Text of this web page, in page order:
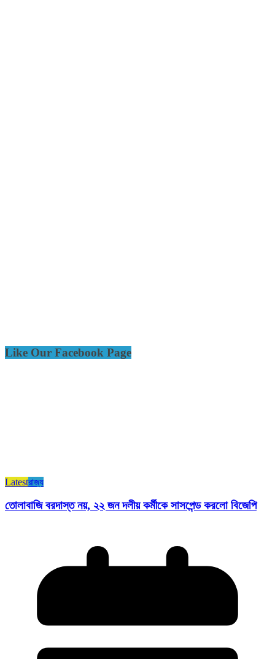
Like Our Facebook Page
Latestরাজ্য​
তোলাবাজি বরদাস্ত নয়, ২২ জন দলীয় কর্মীকে সাসপেন্ড করলো বিজেপি